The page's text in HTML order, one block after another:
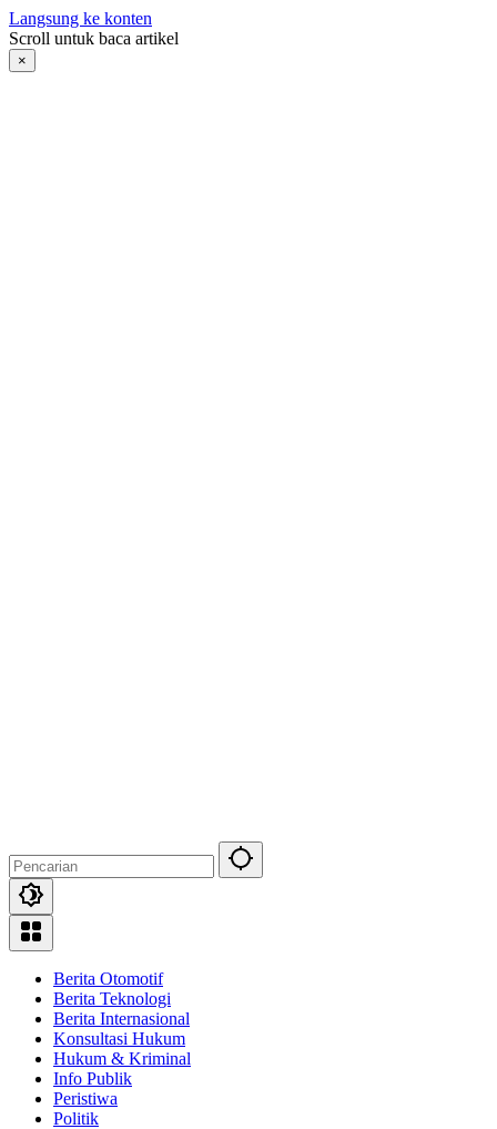
Langsung ke konten
Scroll untuk baca artikel
×
Berita Otomotif
Berita Teknologi
Berita Internasional
Konsultasi Hukum
Hukum & Kriminal
Info Publik
Peristiwa
Politik